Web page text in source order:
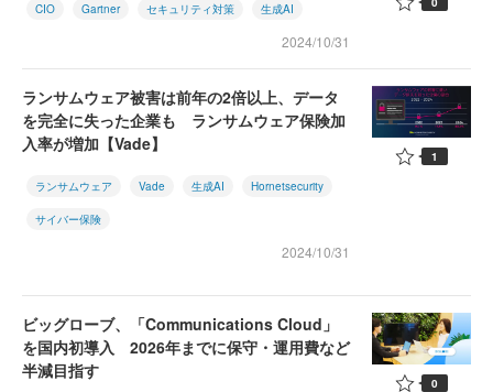
CIO Gartner セキュリティ対策 生成AI
2024/10/31
ランサムウェア被害は前年の2倍以上、データ
を完全に失った企業も ランサムウェア保険加
入率が増加【Vade】
ランサムウェア Vade 生成AI Hornetsecurity
サイバー保険
2024/10/31
1
ビッグローブ、「Communications Cloud」
を国内初導入 2026年までに保守・運用費など
半減目指す
0